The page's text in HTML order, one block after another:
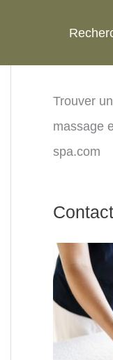
Trouver
massage
spa.com